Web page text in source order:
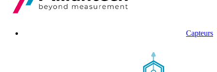
Capteurs